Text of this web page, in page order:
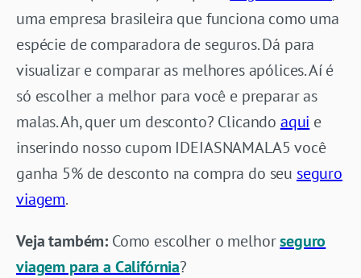
uma empresa brasileira que funciona como uma
espécie de comparadora de seguros. Dá para
visualizar e comparar as melhores apólices. Aí é
só escolher a melhor para você e preparar as
malas. Ah, quer um desconto? Clicando aqui e
inserindo nosso cupom IDEIASNAMALA5 você
ganha 5% de desconto na compra do seu seguro
viagem.
Veja também: Como escolher o melhorseguro
viagem para a Califórnia?